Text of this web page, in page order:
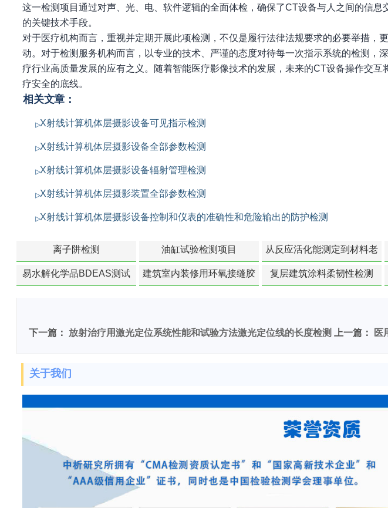
这一检测项目通过对声、光、电、软件逻辑的全面体检，确保了CT设备与人之间的信
的关键技术手段。
对于医疗机构而言，重视并定期开展此项检测，不仅是履行法律法规要求的必要举措，
动。对于检测服务机构而言，以专业的技术、严谨的态度对待每一次指示系统的检测，
疗行业高质量发展的应有之义。随着智能医疗影像技术的发展，未来的CT设备操作交
疗安全的底线。
相关文章：
X射线计算机体层摄影设备可见指示检测
X射线计算机体层摄影设备全部参数检测
X射线计算机体层摄影设备辐射管理检测
X射线计算机体层摄影装置全部参数检测
X射线计算机体层摄影设备控制和仪表的准确性和危险输出的防护检测
离子阱检测 油缸试验检测项目
从反应活化能测定到材料老
化寿命预测的经典模型
易水解化学品BDEAS测试
建筑室内装修用环氧接缝胶
复层建筑涂料柔韧性检测
下一篇： 放射治疗用激光定位系统性能和试验方法激光定位线的长度检测 上一篇： 医
关于我们